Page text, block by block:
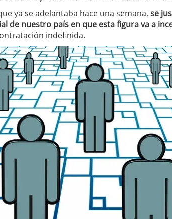
2026/02/08
ya se adelantaba hace una semana, se
de nuestro país en que esta figura va a
indefinida.